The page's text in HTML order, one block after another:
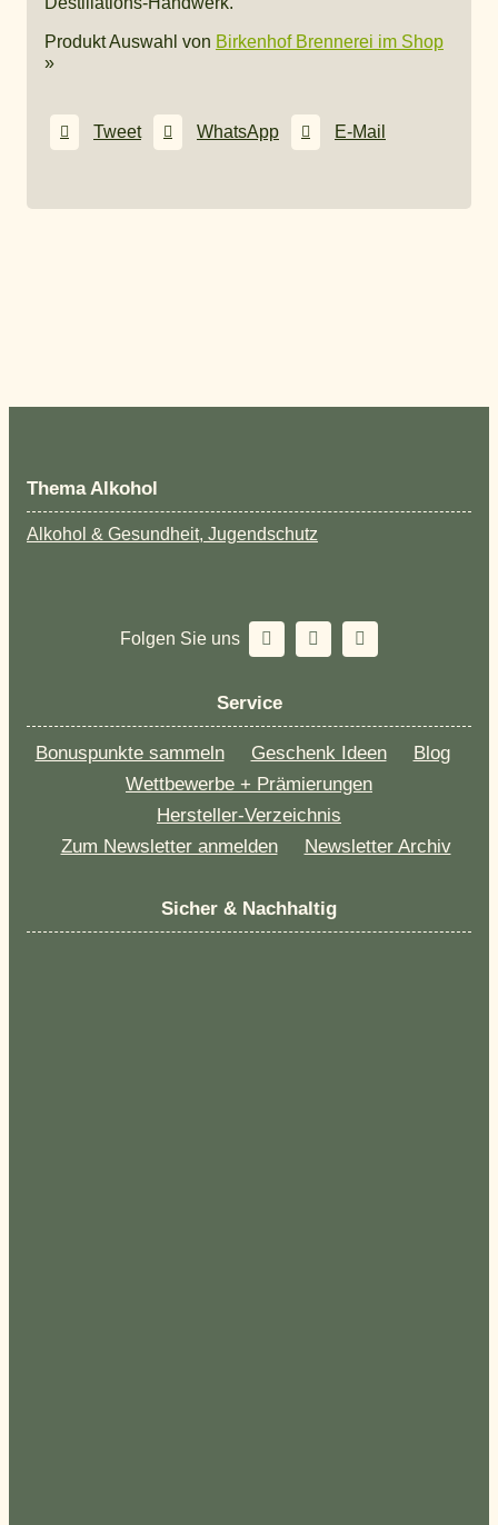
Produkt Auswahl von Birkenhof Brennerei im Shop
»
Tweet WhatsApp E-Mail
Thema Alkohol
Alkohol & Gesundheit, Jugendschutz
Folgen Sie uns
Service
Bonuspunkte sammeln Geschenk Ideen
Blog
Wettbewerbe + Prämierungen
Hersteller-Verzeichnis
Zum Newsletter anmelden
Newsletter Archiv
Sicher & Nachhaltig